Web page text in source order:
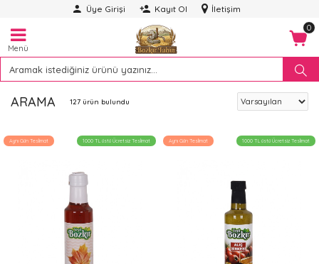
Üye Girişi Kayıt Ol İletişim
Menü
0
ARAMA 127 ürün bulundu
Aynı Gün Teslimat 1000 TL üstü Ücretsiz Teslimat Aynı Gün Teslimat 1000 TL üstü Ücretsiz Teslimat